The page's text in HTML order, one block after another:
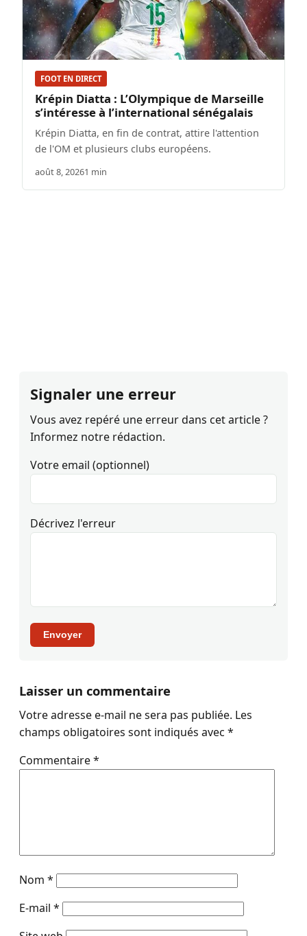
FOOT EN DIRECT
Krépin Diatta : L’Olympique de Marseille
s’intéresse à l’international sénégalais
Krépin Diatta, en fin de contrat, attire l'attention
de l'OM et plusieurs clubs européens.
août 8, 20261 min
Signaler une erreur
Vous avez repéré une erreur dans cet article ?
Informez notre rédaction.
Votre email (optionnel)
Décrivez l'erreur
Envoyer
Laisser un commentaire
Votre adresse e-mail ne sera pas publiée. Les
champs obligatoires sont indiqués avec *
Commentaire*
Nom *
E-mail *